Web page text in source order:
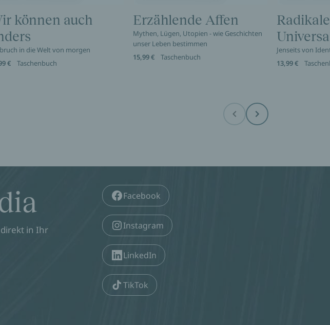
können auch
in die Welt von morgen
€
Taschenbuch
Erzählende Affen
Mythen, Lügen, Utopien - wie Geschichten
unser Leben bestimmen
15,99 €
Taschenbuch
Jenseits von
13,99 €
Before Next
in Ihr
Facebook
Instagram
LinkedIn
TikTok